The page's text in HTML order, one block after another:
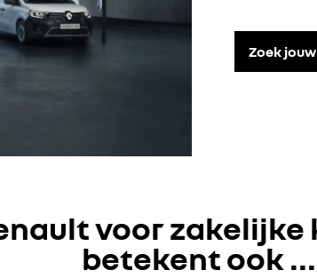
Zoek
voor zakelijke
betekent ook ...